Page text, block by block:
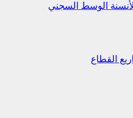
الوسط السجني
القطاع